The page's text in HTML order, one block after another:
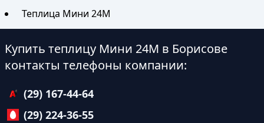
Теплица Мини 24М
Купить теплицу Мини 24М в Борисове
контакты телефоны компании:
(29) 167-44-64
(29) 224-36-55